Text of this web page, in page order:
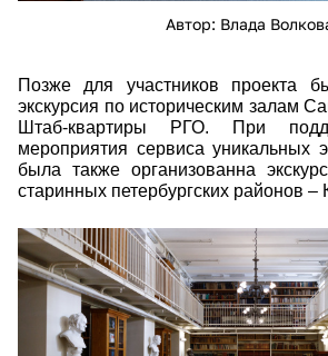
Автор: Влада
Позже для участников проекта
экскурсия по историческим залам
Штаб-квартиры РГО. При
мероприятия сервиса уникальных
была также организованна
старинных петербургских районов –
eam_0455.jpg